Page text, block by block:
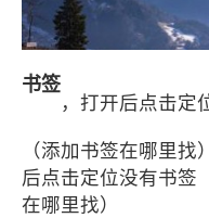
书签
，打开后点击定
（添加书签在哪里
后点击定位没有书签
在哪里找）